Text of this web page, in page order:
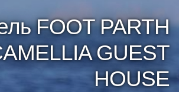
FOOT PARTH
GUEST
HOUSE